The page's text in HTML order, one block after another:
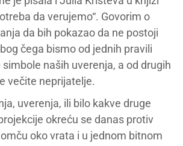
da verujemo“. Govorim o
da bih pokazao da ne postoji
čega bismo od jednih pravili
naših uverenja, a od drugih
večite neprijatelje.
uverenja, ili bilo kakve druge
okreću se danas protiv
oko vrata i u jednom bitnom